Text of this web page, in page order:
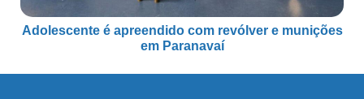
Adolescente é apreendido com revólver e munições
em Paranavaí